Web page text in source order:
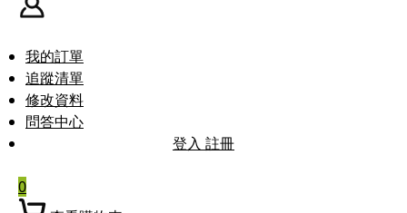
我的訂單
追蹤清單
修改資料
問答中心
登入 註冊
0